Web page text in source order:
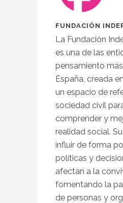
FUNDACIÓN
La Fundación
es una de las
pensamiento
España, creada
un espacio de
sociedad civil
comprender y
realidad social.
influir de forma
políticas y
afectan a la
fomentando la
de personas y